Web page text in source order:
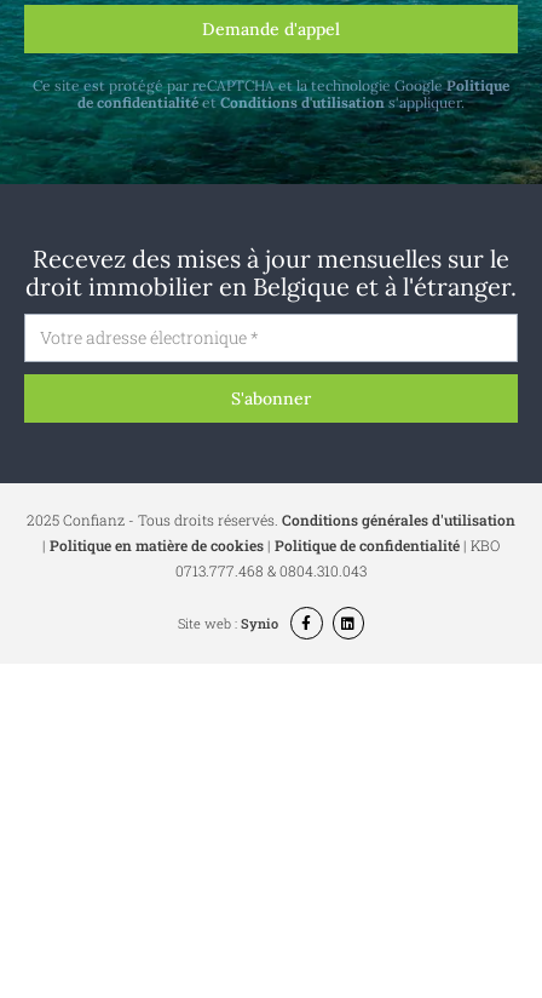
Demande d'appel
Ce site est protégé par reCAPTCHA et la technologie GooglePolitique
de confidentialitéetConditions d'utilisation s'appliquer.
Recevez des mises à jour mensuelles sur le
droit immobilier en Belgique et à l'étranger.
S'abonner
2025 Confianz - Tous droits réservés. Conditions générales d'utilisation
| Politique en matière de cookies| Politique de confidentialité| KBO
0713.777.468 & 0804.310.043
Site web :Synio